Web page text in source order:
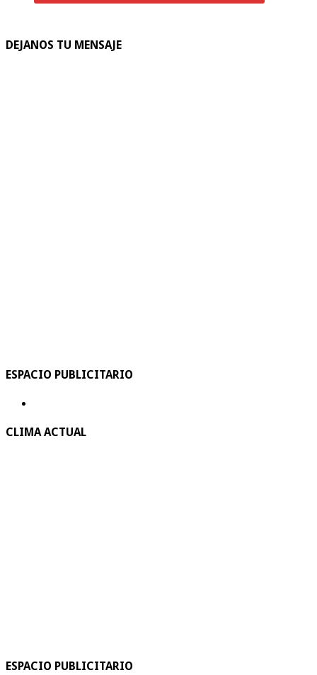
DEJANOS TU MENSAJE
ESPACIO PUBLICITARIO
CLIMA ACTUAL
ESPACIO PUBLICITARIO